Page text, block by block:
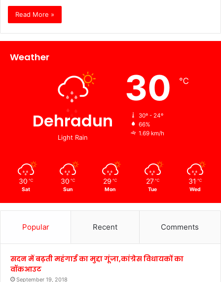
Read More »
Weather
Dehradun
Light Rain
30 ℃
30º - 24º
66%
1.69 km/h
30 ℃
Sat
30 ℃
Sun
29 ℃
Mon
27 ℃
Tue
31 ℃
Wed
Popular Recent Comments
सदन में बढ़ती महंगाई का मुद्दा गूंजा,कांग्रेस विधायकों का
वॉकआउट
September 19, 2018